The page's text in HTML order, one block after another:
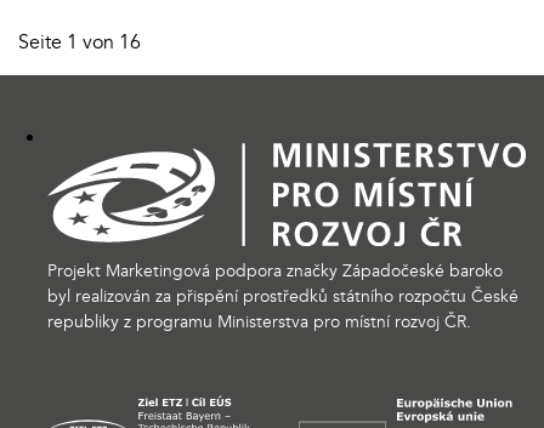
Seite 1 von 16
Projekt Marketingová podpora značky Západočeské baroko
byl realizován za přispění prostředků státního rozpočtu České
republiky z programu Ministerstva pro místní rozvoj ČR.